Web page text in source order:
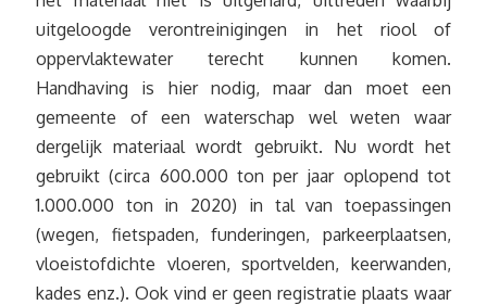
uitgeloogde verontreinigingen in het riool of
oppervlaktewater terecht kunnen komen.
Handhaving is hier nodig, maar dan moet een
gemeente of een waterschap wel weten waar
dergelijk materiaal wordt gebruikt. Nu wordt het
gebruikt (circa 600.000 ton per jaar oplopend tot
1.000.000 ton in 2020) in tal van toepassingen
(wegen, fietspaden, funderingen, parkeerplaatsen,
vloeistofdichte vloeren, sportvelden, keerwanden,
kades enz.). Ook vind er geen registratie plaats waar